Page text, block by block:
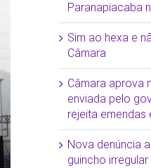
Paranapiacaba
Sim ao hexa e
Câmara
Câmara aprova
enviada pelo
rejeita emendas
Nova denúncia
guincho